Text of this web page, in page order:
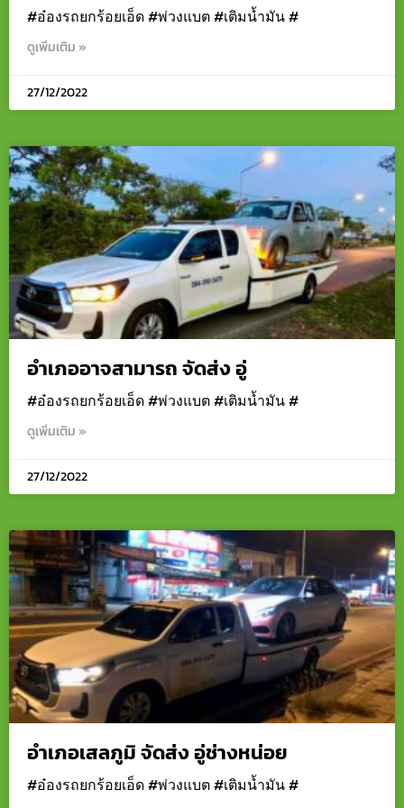
#อ๋องรถยกร้อยเอ็ด #พ่วงแบต #เติมน้ำมัน #
ดูเพิ่มเติม »
27/12/2022
อำเภออาจสามารถ จัดส่ง อู่
#อ๋องรถยกร้อยเอ็ด #พ่วงแบต #เติมน้ำมัน #
ดูเพิ่มเติม »
27/12/2022
อำเภอเสลภูมิ จัดส่ง อู่ช่างหน่อย
#อ๋องรถยกร้อยเอ็ด #พ่วงแบต #เติมน้ำมัน #